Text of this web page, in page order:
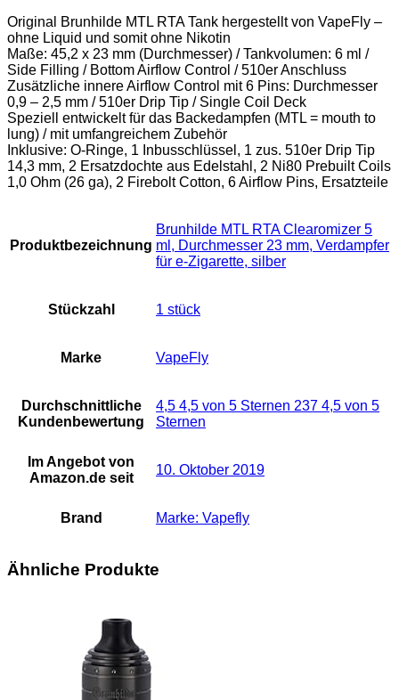
Original Brunhilde MTL RTA Tank hergestellt von VapeFly –
ohne Liquid und somit ohne Nikotin
Maße: 45,2 x 23 mm (Durchmesser) / Tankvolumen: 6 ml /
Side Filling / Bottom Airflow Control / 510er Anschluss
Zusätzliche innere Airflow Control mit 6 Pins: Durchmesser
0,9 – 2,5 mm / 510er Drip Tip / Single Coil Deck
Speziell entwickelt für das Backedampfen (MTL = mouth to
lung) / mit umfangreichem Zubehör
Inklusive: O-Ringe, 1 Inbusschlüssel, 1 zus. 510er Drip Tip
14,3 mm, 2 Ersatzdochte aus Edelstahl, 2 Ni80 Prebuilt Coils
1,0 Ohm (26 ga), 2 Firebolt Cotton, 6 Airflow Pins, Ersatzteile
Produktbezeichnung
‎Brunhilde MTL RTA Clearomizer 5
ml, Durchmesser 23 mm, Verdampfer
für e-Zigarette, silber
Stückzahl ‎1 stück
Marke VapeFly
Durchschnittliche
Kundenbewertung
4,5 4,5 von 5 Sternen 237 4,5 von 5
Sternen
Im Angebot von
Amazon.de seit
10. Oktober 2019
Brand Marke: Vapefly
Ähnliche Produkte